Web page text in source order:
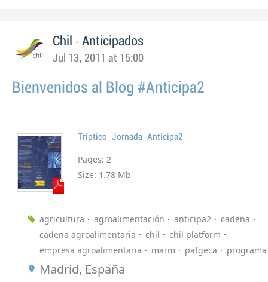
Chil - Anticipados
Jul 13, 2011 at 15:00
Bienvenidos al Blog #Anticipa2
Triptico_Jornada_Anticipa2
Pages: 2
Size: 1.78 Mb
agricultura agroalimentación anticipa2
cadena
cadena agroalimentaria
chil
chil platform
empresa agroalimentaria
marm pafgeca programa
Madrid, España